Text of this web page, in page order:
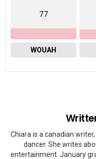
77
WOUAH
Chiara is a canadian
dancer. She writes
entertainment. January